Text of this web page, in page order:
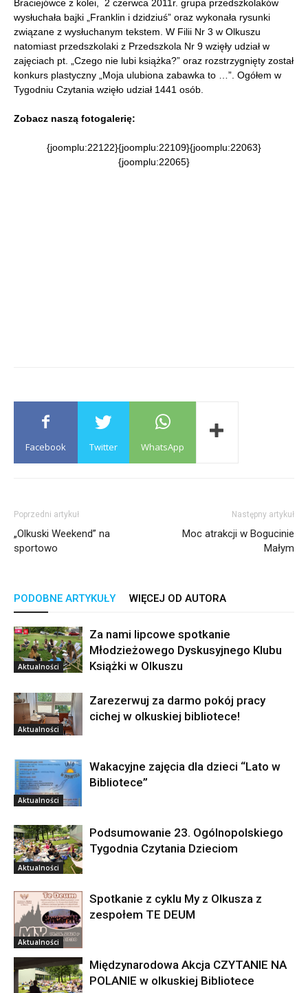
Braciejówce z kolei, 2 czerwca 2011r. grupa przedszkolaków
wysłuchała bajki „Franklin i dzidziuś” oraz wykonała rysunki
związane z wysłuchanym tekstem. W Filii Nr 3 w Olkuszu
natomiast przedszkolaki z Przedszkola Nr 9 wzięły udział w
zajęciach pt. „Czego nie lubi książka?” oraz rozstrzygnięty został
konkurs plastyczny „Moja ulubiona zabawka to …”. Ogółem w
Tygodniu Czytania wzięło udział 1441 osób.
Zobacz naszą fotogalerię:
{joomplu:22122}{joomplu:22109}{joomplu:22063}
{joomplu:22065}
Facebook Twitter WhatsApp
Poprzedni artykuł
„Olkuski Weekend” na
sportowo
Następny artykuł
Moc atrakcji w Bogucinie
Małym
PODOBNE ARTYKUŁY WIĘCEJ OD AUTORA
Aktualności
Za nami lipcowe spotkanie
Młodzieżowego Dyskusyjnego Klubu
Książki w Olkuszu
Aktualności
Zarezerwuj za darmo pokój pracy
cichej w olkuskiej bibliotece!
Aktualności
Wakacyjne zajęcia dla dzieci “Lato w
Bibliotece”
Aktualności
Podsumowanie 23. Ogólnopolskiego
Tygodnia Czytania Dzieciom
Aktualności
Spotkanie z cyklu My z Olkusza z
zespołem TE DEUM
Międzynarodowa Akcja CZYTANIE NA
POLANIE w olkuskiej Bibliotece